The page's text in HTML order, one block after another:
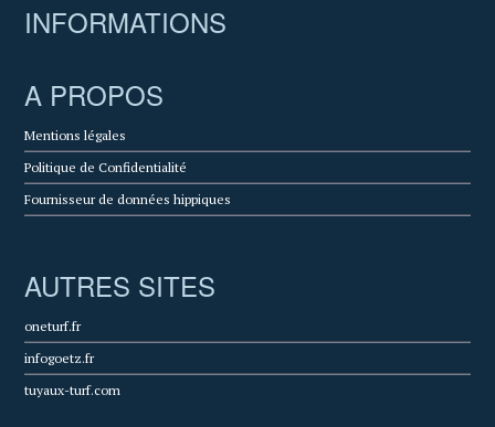
INFORMATIONS
A PROPOS
Mentions légales
Politique de Confidentialité
Fournisseur de données hippiques
AUTRES SITES
oneturf.fr
infogoetz.fr
tuyaux-turf.com